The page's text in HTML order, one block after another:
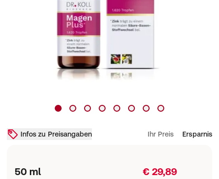
Infos zu Preisangaben Ihr Preis Ersparnis
50 ml € 29,89